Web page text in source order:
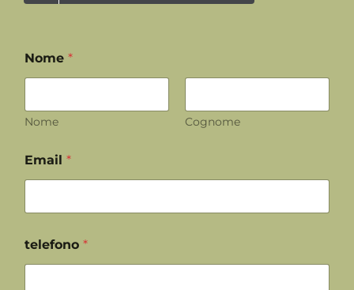
Nome *
Nome Cognome
Email *
telefono *